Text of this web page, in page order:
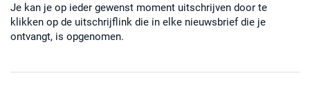
Je kan je op ieder gewenst moment uitschrijven door te
klikken op de uitschrijflink die in elke nieuwsbrief die je
ontvangt, is opgenomen.